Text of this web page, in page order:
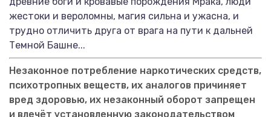
жестоки и вероломны, магия сильна и ужасна, и
трудно отличить друга от врага на пути к дальней
Темной Башне...
Незаконное потребление наркотических средств,
психотропных веществ, их аналогов причиняет
вред здоровью, их незаконный оборот запрещен
и влечёт установленную законодательством